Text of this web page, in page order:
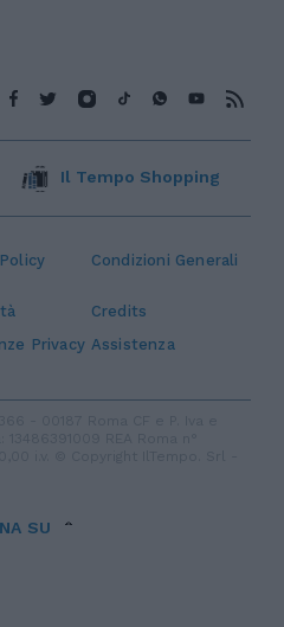
Condizioni Generali
Credits
Privacy Assistenza
Il Tempo Shopping
SU